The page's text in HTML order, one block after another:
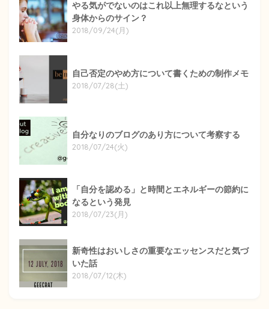
やる気がでないのはこれ以上無理するなという
身体からのサイン？
2018/09/24(月)
自己否定のやめ方について書くための制作メモ
2018/07/28(土)
自分なりのブログのあり方について考察する
2018/07/24(火)
「自分を認める」と時間とエネルギーの節約に
なるという発見
2018/07/23(月)
新奇性はおいしさの重要なエッセンスだと気づ
いた話
2018/07/12(木)